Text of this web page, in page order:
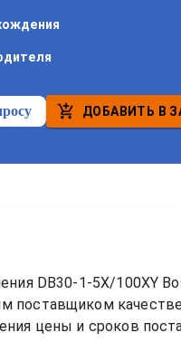
ДОБАВИТЬ В
DB30-1-5X/100XY
поставщиком
цены и сроков